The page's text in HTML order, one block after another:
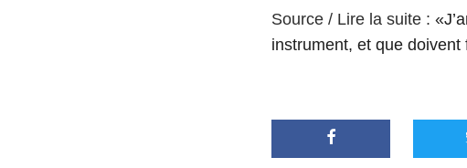
Source / Lire la suite :
instrument, et que